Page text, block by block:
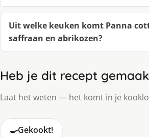
Uit welke keuken komt Panna
saffraan en abrikozen?
Heb je dit recept
Laat het weten — het komt in je
🍳Gekookt!